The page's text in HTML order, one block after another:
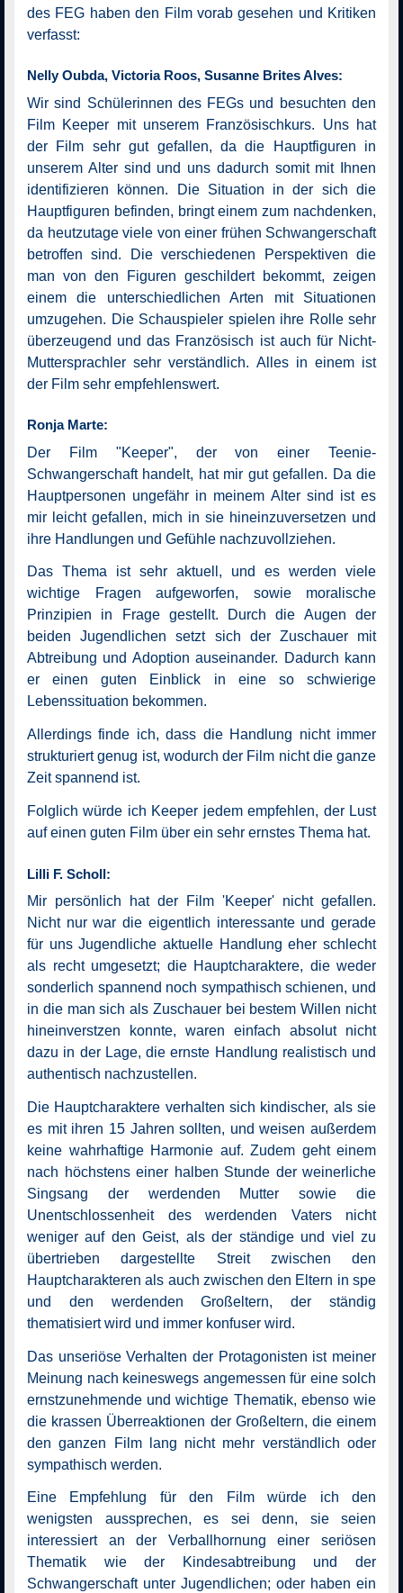
des FEG haben den Film vorab gesehen und Kritiken
verfasst:
Nelly Oubda, Victoria Roos, Susanne Brites Alves:
Wir sind Schülerinnen des FEGs und besuchten den
Film Keeper mit unserem Französischkurs. Uns hat
der Film sehr gut gefallen, da die Hauptfiguren in
unserem Alter sind und uns dadurch somit mit Ihnen
identifizieren können. Die Situation in der sich die
Hauptfiguren befinden, bringt einem zum nachdenken,
da heutzutage viele von einer frühen Schwangerschaft
betroffen sind. Die verschiedenen Perspektiven die
man von den Figuren geschildert bekommt, zeigen
einem die unterschiedlichen Arten mit Situationen
umzugehen. Die Schauspieler spielen ihre Rolle sehr
überzeugend und das Französisch ist auch für Nicht-
Muttersprachler sehr verständlich. Alles in einem ist
der Film sehr empfehlenswert.
Ronja Marte:
Der Film "Keeper", der von einer Teenie-
Schwangerschaft handelt, hat mir gut gefallen. Da die
Hauptpersonen ungefähr in meinem Alter sind ist es
mir leicht gefallen, mich in sie hineinzuversetzen und
ihre Handlungen und Gefühle nachzuvollziehen.
Das Thema ist sehr aktuell, und es werden viele
wichtige Fragen aufgeworfen, sowie moralische
Prinzipien in Frage gestellt. Durch die Augen der
beiden Jugendlichen setzt sich der Zuschauer mit
Abtreibung und Adoption auseinander. Dadurch kann
er einen guten Einblick in eine so schwierige
Lebenssituation bekommen.
Allerdings finde ich, dass die Handlung nicht immer
strukturiert genug ist, wodurch der Film nicht die ganze
Zeit spannend ist.
Folglich würde ich Keeper jedem empfehlen, der Lust
auf einen guten Film über ein sehr ernstes Thema hat.
Lilli F. Scholl:
Mir persönlich hat der Film 'Keeper' nicht gefallen.
Nicht nur war die eigentlich interessante und gerade
für uns Jugendliche aktuelle Handlung eher schlecht
als recht umgesetzt; die Hauptcharaktere, die weder
sonderlich spannend noch sympathisch schienen, und
in die man sich als Zuschauer bei bestem Willen nicht
hineinverstzen konnte, waren einfach absolut nicht
dazu in der Lage, die ernste Handlung realistisch und
authentisch nachzustellen.
Die Hauptcharaktere verhalten sich kindischer, als sie
es mit ihren 15 Jahren sollten, und weisen außerdem
keine wahrhaftige Harmonie auf. Zudem geht einem
nach höchstens einer halben Stunde der weinerliche
Singsang der werdenden Mutter sowie die
Unentschlossenheit des werdenden Vaters nicht
weniger auf den Geist, als der ständige und viel zu
übertrieben dargestellte Streit zwischen den
Hauptcharakteren als auch zwischen den Eltern in spe
und den werdenden Großeltern, der ständig
thematisiert wird und immer konfuser wird.
Das unseriöse Verhalten der Protagonisten ist meiner
Meinung nach keineswegs angemessen für eine solch
ernstzunehmende und wichtige Thematik, ebenso wie
die krassen Überreaktionen der Großeltern, die einem
den ganzen Film lang nicht mehr verständlich oder
sympathisch werden.
Eine Empfehlung für den Film würde ich den
wenigsten aussprechen, es sei denn, sie seien
interessiert an der Verballhornung einer seriösen
Thematik wie der Kindesabtreibung und der
Schwangerschaft unter Jugendlichen; oder haben ein